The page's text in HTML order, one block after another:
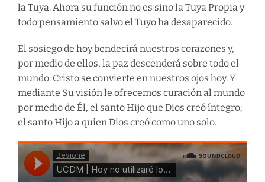
la Tuya. Ahora su función no es sino la Tuya Propia y
todo pensamiento salvo el Tuyo ha desaparecido.
El sosiego de hoy bendecirá nuestros corazones y,
por medio de ellos, la paz descenderá sobre todo el
mundo. Cristo se convierte en nuestros ojos hoy. Y
mediante Su visión le ofrecemos curación al mundo
por medio de Él, el santo Hijo que Dios creó íntegro;
el santo Hijo a quien Dios creó como uno solo.